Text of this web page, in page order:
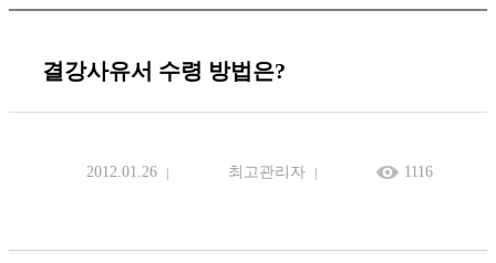
결강사유서 수령 방법은?
2012.01.26 최고관리자 1116